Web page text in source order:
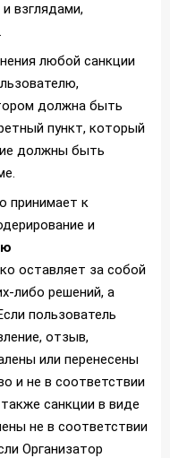
взглядами,
любой санкции
должна быть
пункт, который
должны быть
принимает к
и
оставляет за собой
либо решений, а
пользователь
отзыв,
или перенесены
и не в соответствии
санкции в виде
не в соответствии
Организатор